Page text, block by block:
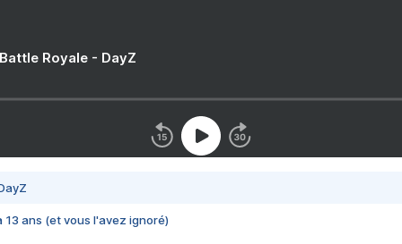
Royale - DayZ
13 ans (et vous l'avez ignoré)